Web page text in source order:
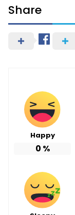
Share
Happy
0 %